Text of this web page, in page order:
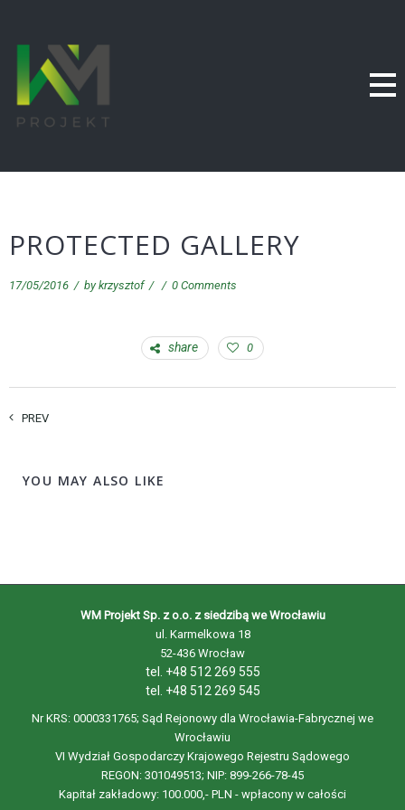
PROTECTED GALLERY
17/05/2016 / bykrzysztof / / 0 Comments
share 0
PREV
YOU MAY ALSO LIKE
WM Projekt Sp. z o.o. z siedzibą we Wrocławiu
ul. Karmelkowa 18
52-436 Wrocław
tel. +48 512 269 555
tel. +48 512 269 545
Nr KRS: 0000331765; Sąd Rejonowy dla Wrocławia-Fabrycznej we
Wrocławiu
VI Wydział Gospodarczy Krajowego Rejestru Sądowego
REGON: 301049513; NIP: 899-266-78-45
Kapitał zakładowy: 100.000,- PLN - wpłacony w całości